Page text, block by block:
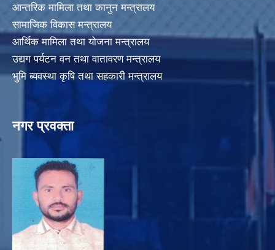
आन्तरिक मामिला तथा कानुन मन्त्रालय
सामाजिक विकास मन्त्रालय
आर्थिक मामिला तथा योजना मन्त्रालय
उद्यग पर्यटन वन तथा वातावरण मन्त्रालय
भुमि ब्यवस्था कृषि तथा सहकारी मन्त्रालय
नगर प्रवक्ता